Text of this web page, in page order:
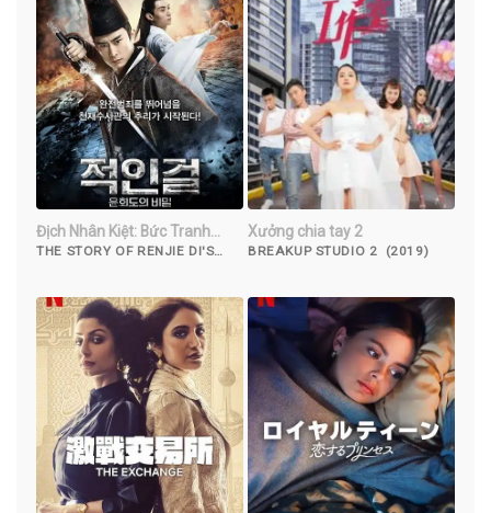
Địch Nhân Kiệt: Bức Tranh
Luân Hồi
THE STORY OF RENJIE DI'S
Xưởng chia tay 2
BREAKUP STUDIO 2 (2019)